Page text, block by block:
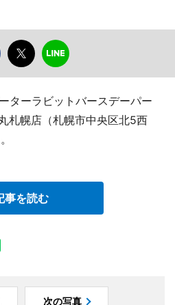
ターラビットバースデーパー
札幌店（札幌市中央区北5西
事を読む
次の写真